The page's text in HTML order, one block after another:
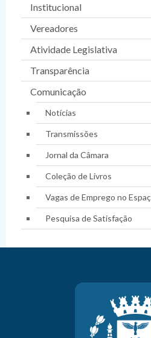
Institucional
Vereadores
Atividade Legislativa
Transparência
Comunicação
Notícias
Transmissões
Jornal da Câmara
Coleção de Livros
Vagas de Emprego no
Pesquisa de Satisfação